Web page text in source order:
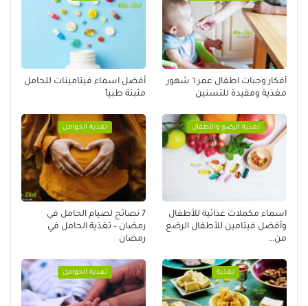
أفكار وجبات اطفال عمر ٦ شهور
مغذية ومفيدة للتسنين
أفضل اسماء فيتامينات للحامل
مثبتة طبياً
تغذية الرضع والأطفال
اسماء مكملات غذائية للأطفال
وأفضل فيتامين للأطفال الرضع
من…
تغذية الحوامل
7 نصائح لصيام الحامل في
رمضان – تغذية الحامل في
رمضان
تغذية تغذية الحوامل